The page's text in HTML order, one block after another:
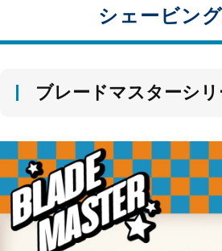
シェービン
ブレードマスターシ